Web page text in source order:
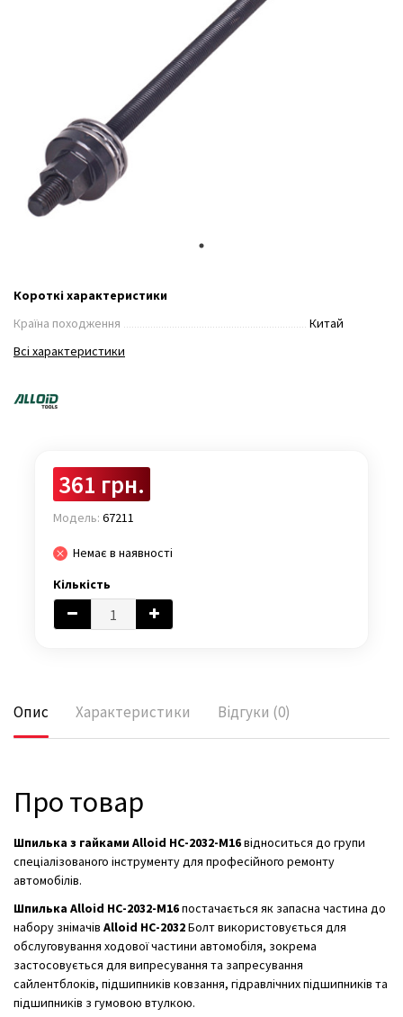
Короткі характеристики
Країна походження
Китай
Всі характеристики
361 грн.
Модель: 67211
Немає в наявності
Кількість
Опис Характеристики Відгуки (0)
Про товар
Шпилька з гайками Alloid НС-2032-М16відноситься до групи
спеціалізованого інструменту для професійного ремонту
автомобілів.
Шпилька Alloid НС-2032-М16постачається як запасна частина до
набору знімачів Alloid НС-2032Болт використовується для
обслуговування ходової частини автомобіля, зокрема
застосовується для випресування та запресування
сайлентблоків, підшипників ковзання, гідравлічних підшипників та
підшипників з гумовою втулкою.